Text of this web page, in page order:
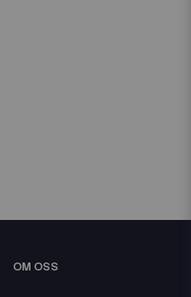
OM OSS